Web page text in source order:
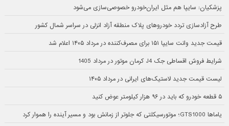
پزشکیان: سایپا هم مثل ایران‌خودرو خصوصی‌سازی می‌شود
طرح آزادسازی تردد خودروهای پلاک منطقه آزاد انزلی در سراسر شمال کشور
قیمت جدید وانت سایپا ۱۵۱ برای مصرف‌کننده در مرداد ۱۴۰۵ اعلام شد
شرایط فروش اقساطی جک J4 کرمان موتور در مرداد 1405
لیست قیمت جدید لاستیک‌های ایرانی در مرداد ۱۴۰۵
۵ قطعه خودرو که باید در ۹۶ هزار کیلومتر عوض کنید
یاماها GTS1000؛ موتورسیکلتی که جلوتر از زمانش بود و مسیر آینده را هموار کرد